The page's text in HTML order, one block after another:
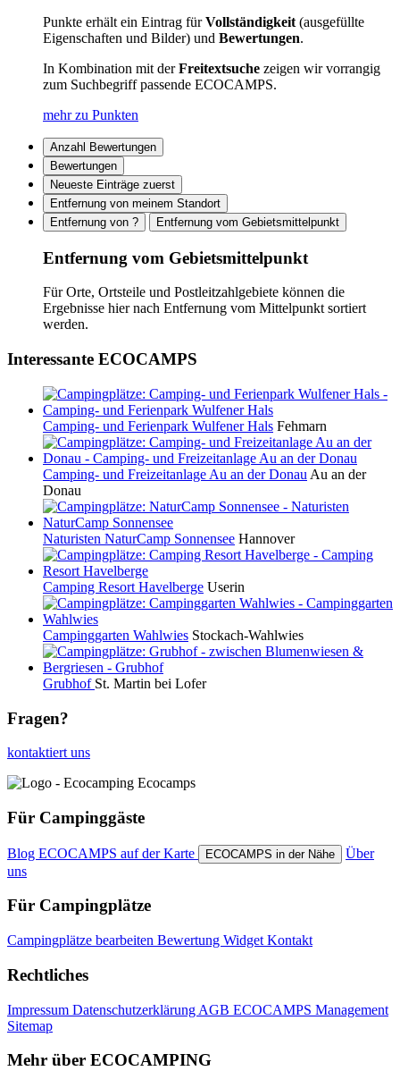
Punkte erhält ein Eintrag fürVollständigkeit (ausgefüllte
Eigenschaften und Bilder) und Bewertungen.
In Kombination mit derFreitextsuche zeigen wir vorrangig
zum Suchbegriff passende ECOCAMPS.
mehr zu Punkten
Anzahl Bewertungen
Bewertungen
Neueste Einträge zuerst
Entfernung von meinem Standort
Entfernung von ?
Entfernung vom Gebietsmittelpunkt
Entfernung vom Gebietsmittelpunkt
Für Orte, Ortsteile und Postleitzahlgebiete können die
Ergebnisse hier nach Entfernung vom Mittelpunkt sortiert
werden.
Interessante ECOCAMPS
Camping- und Ferienpark Wulfener Hals Fehmarn
Camping- und Freizeitanlage Au an der Donau Au an der
Donau
Naturisten NaturCamp Sonnensee Hannover
Camping Resort Havelberge Userin
Campinggarten Wahlwies Stockach-Wahlwies
Grubhof St. Martin bei Lofer
Fragen?
kontaktiert uns
Für Campinggäste
Blog ECOCAMPS auf der Karte ECOCAMPS in der Nähe
Über
uns
Für Campingplätze
Campingplätze bearbeiten Bewertung Widget Kontakt
Rechtliches
Impressum Datenschutzerklärung AGB ECOCAMPS Management
Sitemap
Mehr über ECOCAMPING